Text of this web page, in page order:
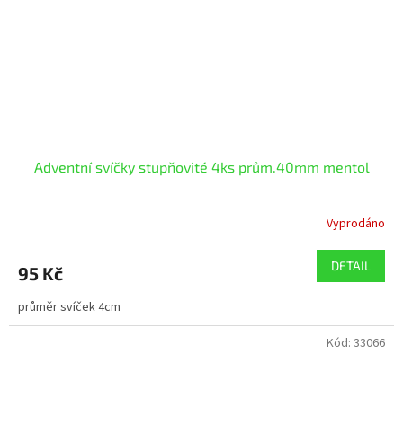
Adventní svíčky stupňovité 4ks prům.40mm mentol
Vyprodáno
95 Kč DETAIL
průměr svíček 4cm
Kód: 33066